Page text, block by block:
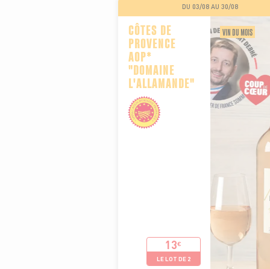
DU 03/08 AU 30/08
CÔTES DE
PROVENCE
AOP*
"DOMAINE
L'ALLAMANDE"
13€
LE LOT DE 2
VIN DU MOIS